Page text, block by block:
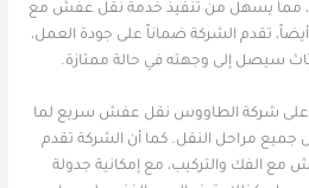
مما يسهل من تنفيذ خدمة نقل عفش مع
تقدم الشركة ضماناً على جودة العمل،
سيصل إلى وجهته في حالة ممتازة.
على شركة الطاووس نقل عفش سريع لما
مراحل النقل. كما أن الشركة تقدم
الفك والتركيب، مع إمكانية جدولة